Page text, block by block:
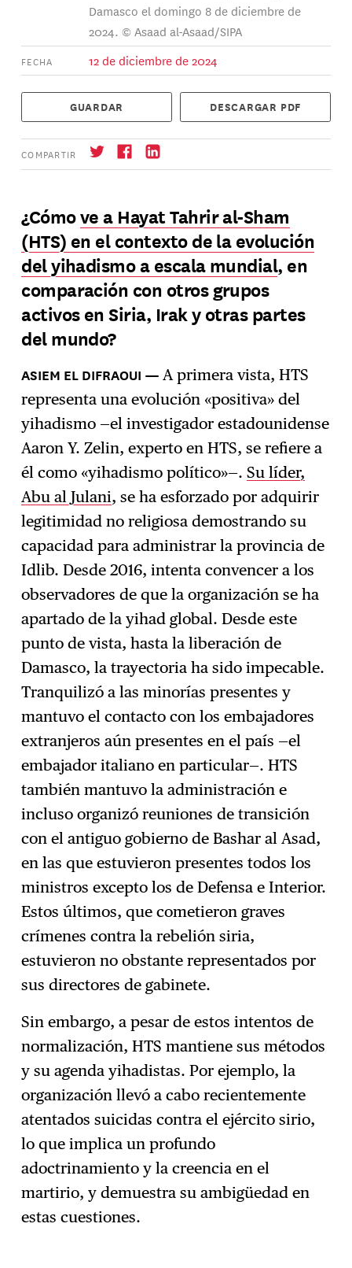
Damasco el domingo 8 de diciembre de
2024. © Asaad al-Asaad/SIPA
FECHA 12 de diciembre de 2024
GUARDAR DESCARGAR PDF
COMPARTIR
→ Suscríbase
¿Cómove a Hayat Tahrir al-Sham
(HTS) en el contexto de la evolución
del yihadismo a escala mundial, en
comparación con otros grupos
activos en Siria, Irak y otras partes
del mundo?
A primera vista, HTS
representa una evolución «positiva» del
yihadismo —el investigador estadounidense
Aaron Y. Zelin, experto en HTS, se refiere a
él como «yihadismo político»—.Su líder,
Abu al Julani, se ha esforzado por adquirir
legitimidad no religiosa demostrando su
capacidad para administrar la provincia de
Idlib. Desde 2016, intenta convencer a los
observadores de que la organización se ha
apartado de la yihad global. Desde este
punto de vista, hasta la liberación de
Damasco, la trayectoria ha sido impecable.
Tranquilizó a las minorías presentes y
mantuvo el contacto con los embajadores
extranjeros aún presentes en el país —el
embajador italiano en particular—. HTS
también mantuvo la administración e
incluso organizó reuniones de transición
con el antiguo gobierno de Bashar al Asad,
en las que estuvieron presentes todos los
ministros excepto los de Defensa e Interior.
Estos últimos, que cometieron graves
crímenes contra la rebelión siria,
estuvieron no obstante representados por
sus directores de gabinete.
Sin embargo, a pesar de estos intentos de
normalización, HTS mantiene sus métodos
y su agenda yihadistas. Por ejemplo, la
organización llevó a cabo recientemente
atentados suicidas contra el ejército sirio,
lo que implica un profundo
adoctrinamiento y la creencia en el
martirio, y demuestra su ambigüedad en
estas cuestiones.